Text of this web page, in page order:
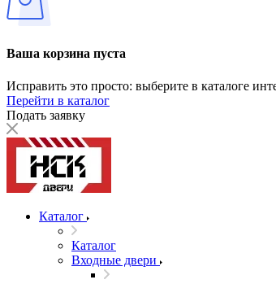
Ваша корзина пуста
Исправить это просто: выберите в каталоге
Перейти в каталог
Подать заявку
Каталог
Каталог
Входные двери